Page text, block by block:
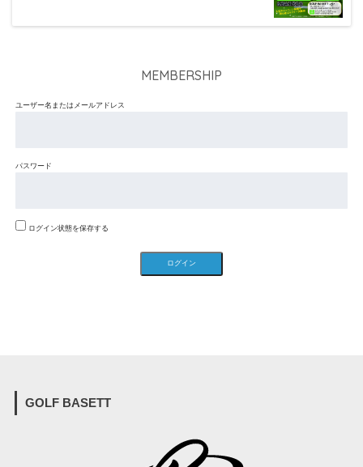
MEMBERSHIP
ユーザー名またはメールアドレス
パスワード
ログイン状態を保存する
GOLF BASETT